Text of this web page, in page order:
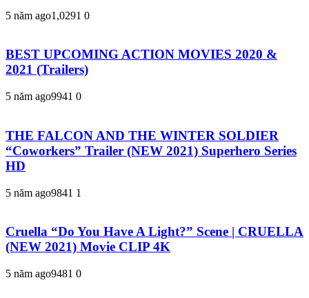
5 năm ago1,0291 0
BEST UPCOMING ACTION MOVIES 2020 &
2021 (Trailers)
5 năm ago9941 0
THE FALCON AND THE WINTER SOLDIER
“Coworkers” Trailer (NEW 2021) Superhero Series
HD
5 năm ago9841 1
Cruella “Do You Have A Light?” Scene | CRUELLA
(NEW 2021) Movie CLIP 4K
5 năm ago9481 0